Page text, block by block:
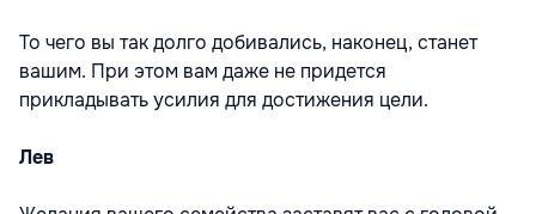
То чего вы так долго добивались, наконец, станет
вашим. При этом вам даже не придется
прикладывать усилия для достижения цели.
Лев